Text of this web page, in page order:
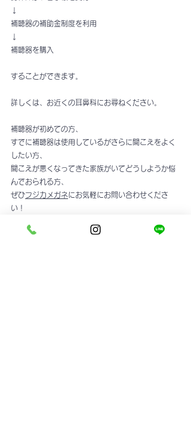
補聴器の補助金制度を利用
補聴器を購入
することができます。
詳しくは、お近くの耳鼻科にお尋ねください。
補聴器が初めての方、
すでに補聴器は使用しているがさらに聞こえをよく
したい方、
聞こえが悪くなってきた家族がいてどうしようか悩
んでおられる方、
ぜひフジカメガネにお気軽にお問い合わせくださ
い！
instagram